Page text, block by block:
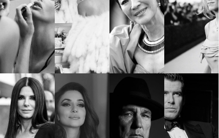
Цветно
Гурме
Пътувай
Wellness
ModerenDom
СЛЕДВАЙТЕ НИ
Facebook Instagram
Pinterest
YouTube
Spotify
Ако нашият сайт ви харесва, можете да се абонирате за